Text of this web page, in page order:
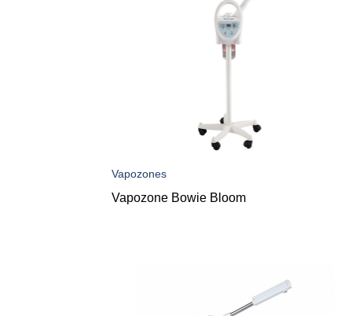
Vapozones
Vapozone Bowie Bloom